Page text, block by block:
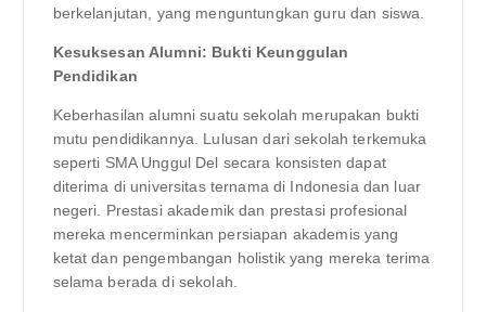
berkelanjutan, yang menguntungkan guru dan siswa.
Kesuksesan Alumni: Bukti Keunggulan
Pendidikan
Keberhasilan alumni suatu sekolah merupakan bukti
mutu pendidikannya. Lulusan dari sekolah terkemuka
seperti SMA Unggul Del secara konsisten dapat
diterima di universitas ternama di Indonesia dan luar
negeri. Prestasi akademik dan prestasi profesional
mereka mencerminkan persiapan akademis yang
ketat dan pengembangan holistik yang mereka terima
selama berada di sekolah.